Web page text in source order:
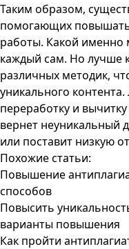
Таким образом,
помогающих
работы. Какой именно
каждый сам. Но лучше
различных методик,
уникального
переработку и
вернет неуникальный
или поставит низкую
Похожие статьи:
Повышение
способов
Повысить
варианты повышения
Как пройти